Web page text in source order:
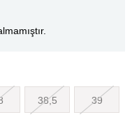
38,5 39